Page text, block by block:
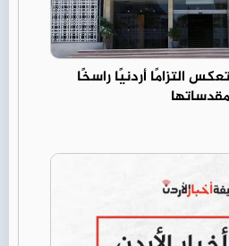
التزامًا أردنيًا راسخًا